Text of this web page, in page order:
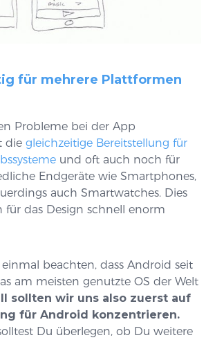
für mehrere Plattformen
Probleme bei der App
die gleichzeitige Bereitstellung für
und oft auch noch für
Endgeräte wie Smartphones,
auch Smartwatches. Dies
für das Design schnell enorm
beachten, dass Android seit
am meisten genutzte OS der Welt
sollten wir uns also zuerst auf
für Android konzentrieren.
Du überlegen, ob Du weitere